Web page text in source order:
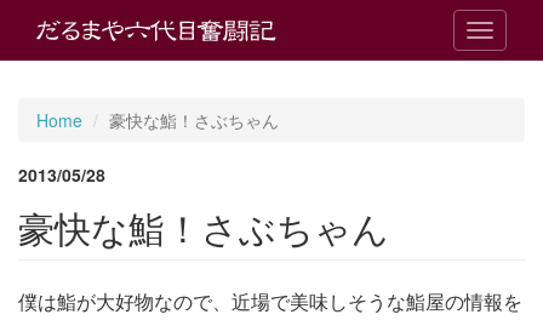
T
o
a
Home 豪快な鮨！さぶちゃん
2013/05/28
豪快な鮨！さぶちゃん
僕は鮨が大好物なので、近場で美味しそうな鮨屋の情報を